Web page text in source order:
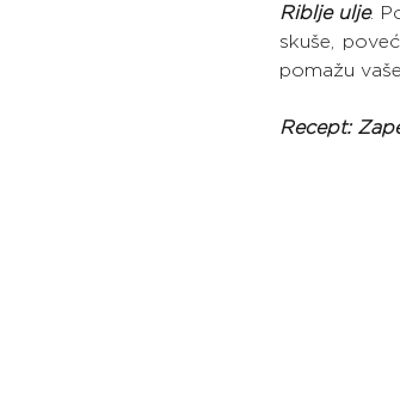
Riblje ulje.
skuše,
pomažu
Recept: